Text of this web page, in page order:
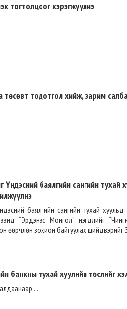
тогтолцоог хэрэгжүүлнэ
тодотгол хийж, зарим
Үндэсний баялгийн сангийн тухай
баялгийн сангийн тухай хуульд
“Эрдэнэс Монгол” нэгдлийг
өөрчлөн зохион байгуулах шийдвэрийг
банкны тухай хуулийн төслийг
...